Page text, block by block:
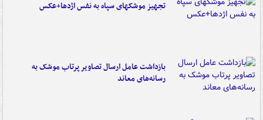
تجهیز موشکهای سپاه به نفس اژدها+عکس
بازداشت عامل ارسال تصاویر پرتاب موشک به
رسانه‌های معاند